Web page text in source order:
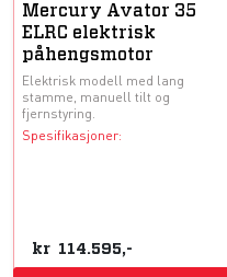
Mercury Avator 35
ELRC elektrisk
påhengsmotor
Elektrisk modell med lang
stamme, manuell tilt og
fjernstyring.
Spesifikasjoner:
kr 114.595,-